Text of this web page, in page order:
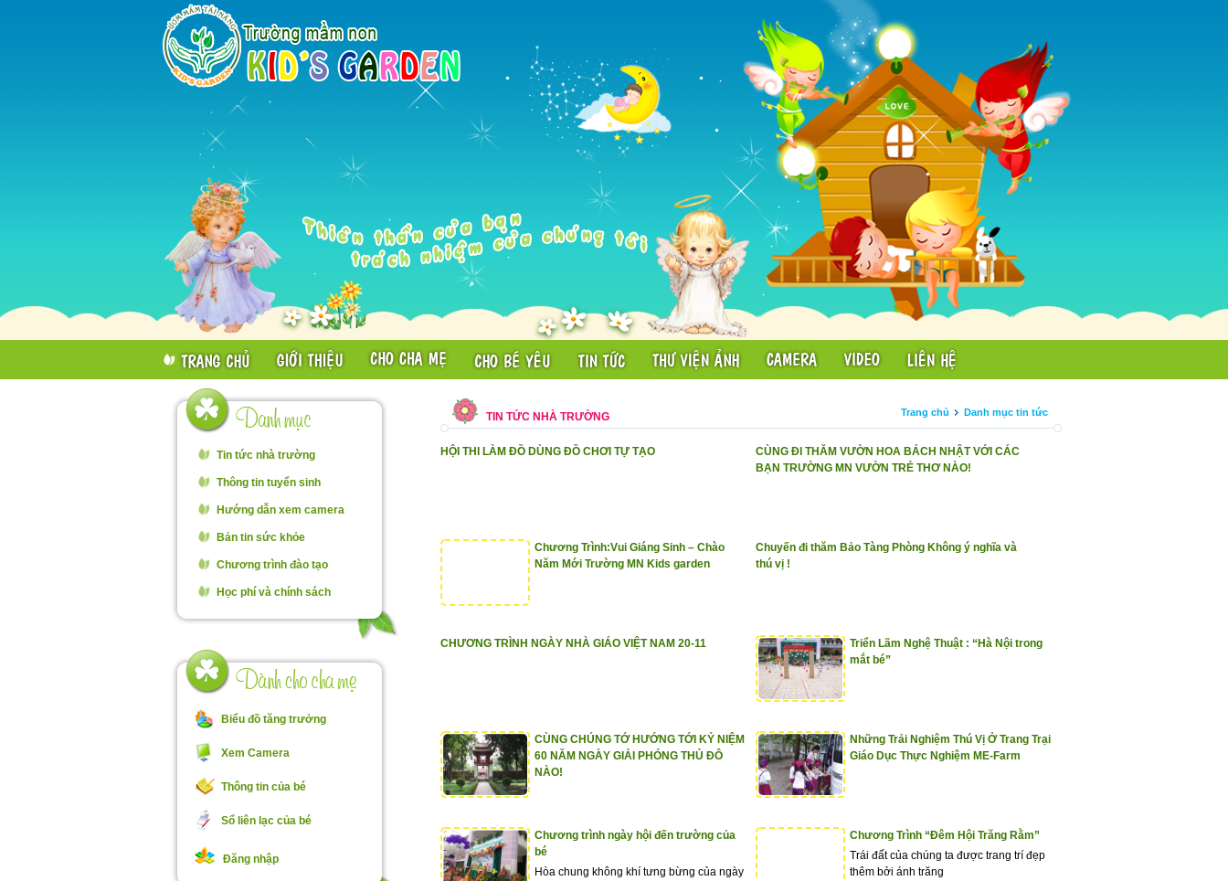
Tin tức nhà trường
Thông tin tuyển sinh
Hướng dẫn xem camera
Bản tin sức khỏe
Chương trình đào tạo
Học phí và chính sách
Biểu đồ tăng trưởng
Xem Camera
Thông tin của bé
Sổ liên lạc của bé
Đăng nhập
TIN TỨC NHÀ TRƯỜNG Trang chủ Danh mục tin tức
HỘI THI LÀM ĐỒ DÙNG ĐỒ CHƠI TỰ TẠO
CÙNG ĐI THĂM VƯỜN HOA BÁCH NHẬT VỚI CÁC
BẠN TRƯỜNG MN VƯỜN TRẺ THƠ NÀO!
Chương Trình:Vui Giáng Sinh – Chào
Năm Mới Trường MN Kids garden
Chuyến đi thăm Bảo Tàng Phòng Không ý nghĩa và
thú vị !
CHƯƠNG TRÌNH NGÀY NHÀ GIÁO VIỆT NAM 20-11
Triển Lãm Nghệ Thuật : “Hà Nội trong
mắt bé”
CÙNG CHÚNG TỚ HƯỚNG TỚI KỶ NIỆM
60 NĂM NGÀY GIẢI PHÓNG THỦ ĐÔ
NÀO!
Những Trải Nghiệm Thú Vị Ở Trang Trại
Giáo Dục Thực Nghiệm ME-Farm
Chương trình ngày hội đến trường của
bé
Hòa chung không khí tưng bừng của ngày
Chương Trình “Đêm Hội Trăng Rằm”
Trái đất của chúng ta được trang trí đẹp
thêm bởi ánh trăng